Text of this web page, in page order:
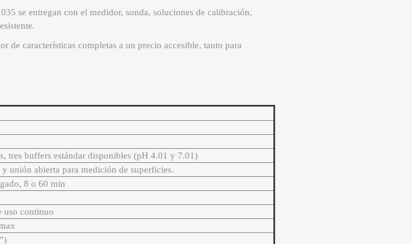
se entregan con el medidor, sonda, soluciones de calibración,
de características completas a un precio accesible, tanto para
tres buffers estándar disponibles (pH 4.01 y 7.01)
unión abierta para medición de superficies.
8 o 60 min
uso continuo